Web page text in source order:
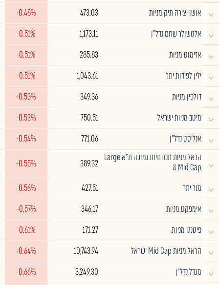
^ אושן יצירה תיק מניות 473.03
-0.48%
^ אלטשולר שחם נדל"ן 1,173.11
-0.51%
^ אזימוט מניות 285.83
-0.51%
^ ילין לפידות יתר 1,043.61
-0.51%
^ דולפין מניות 349.36
-0.53%
^ מיטב מניות ישראל 750.51
-0.53%
^ אנליסט נדל"ן 771.06
-0.54%
^
הראל מניות תנודתיות נמוכה ת"א Large
& Mid Cap
389.32
-0.55%
^ מור יתר 427.51
-0.56%
^ אימפקט מניות 346.17
-0.57%
^ פיטנגו מניות 171.27
-0.61%
^ הראל מניות Mid Cap ישראל 10,743.94
-0.64%
^ מגדל נדל"ן 3,249.30
-0.66%